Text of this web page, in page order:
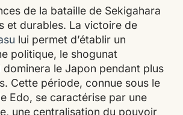
de la bataille de Sekigahara
et durables. La victoire de
lui permet d’établir un
politique, le shogunat
dominera le Japon pendant plus
Cette période, connue sous le
Edo, se caractérise par une
une centralisation du pouvoir